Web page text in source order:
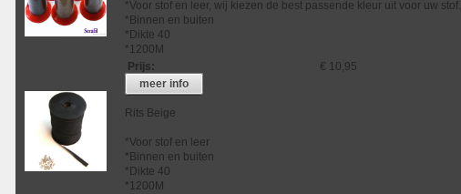
*Voor stof en leer, wij kiezen de best passende kleur uit voor uw stof.
*Binnen en buiten
*Dikte 40
*1200M
Prijs:
€ 10,95
meer info
Rits Beige
*Voor stof en leer
*Binnen en buiten
*Dikte 40
*1200M